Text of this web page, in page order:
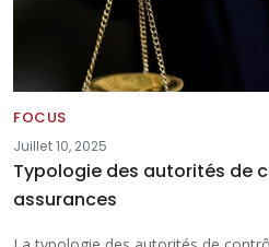
FOCUS
Juillet 10, 2025
Typologie des autorités de
assurances